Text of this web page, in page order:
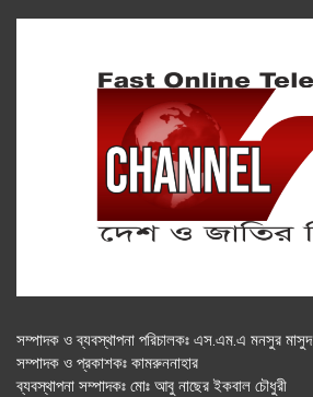
সম্পাদক ও ব্যবস্থাপনা পরিচালকঃ এস.এম.এ মনসুর মাসুদ
সম্পাদক ও প্রকাশকঃ কামরুননাহার
ব্যবস্থাপনা সম্পাদকঃ মোঃ আবু নাছের ইকবাল চৌধুরী